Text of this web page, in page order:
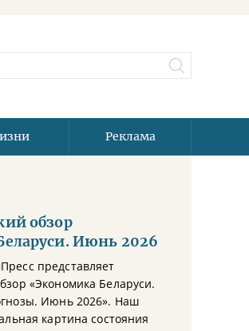
Реклама
обзор
Июнь 2026
представляет
«Экономика Беларуси.
Июнь 2026». Наш
картина состояния